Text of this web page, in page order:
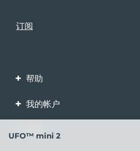
帮助
联系我们
订单与运输
保修与退换货
我的帐户
UFO™ mini 2